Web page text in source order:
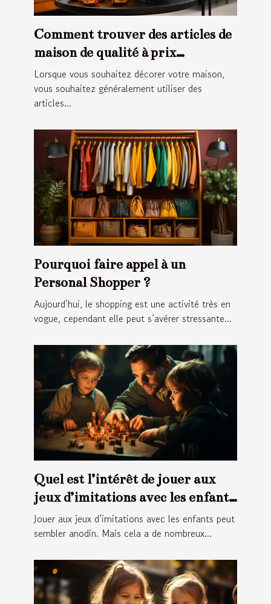
Comment trouver des articles de
maison de qualité à prix
abordable ?
Lorsque vous souhaitez décorer votre maison,
vous souhaitez généralement utiliser des
articles...
Pourquoi faire appel à un
Personal Shopper ?
Aujourd’hui, le shopping est une activité très en
vogue, cependant elle peut s’avérer stressante...
Quel est l’intérêt de jouer aux
jeux d’imitations avec les enfants
?
Jouer aux jeux d’imitations avec les enfants peut
sembler anodin. Mais cela a de nombreux...